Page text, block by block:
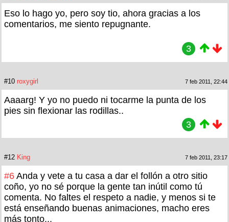
Eso lo hago yo, pero soy tio, ahora gracias a los
comentarios, me siento repugnante.
3
#10 roxygirl 7 feb 2011, 22:44
Aaaarg! Y yo no puedo ni tocarme la punta de los
pies sin flexionar las rodillas..
3
#12 King 7 feb 2011, 23:17
#6 Anda y vete a tu casa a dar el follón a otro sitio
coño, yo no sé porque la gente tan inútil como tú
comenta. No faltes el respeto a nadie, y menos si te
está enseñando buenas animaciones, macho eres
más tonto...